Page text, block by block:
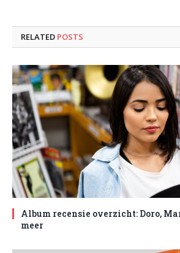
RELATED POSTS
Album recensie overzicht: Doro,
meer